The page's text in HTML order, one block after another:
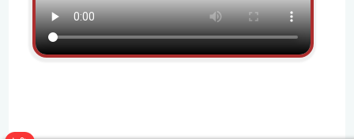
«چه ساعتی؟ چه کاری؟» فقط یک کتاب آموزشی نیست،
بلکه دریچه‌ای است به سوی درک بهتر نظم و برنامه‌ریزی
برای آینده‌ی کودکان.